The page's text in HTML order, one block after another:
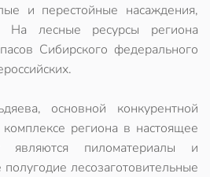
и перестойные насаждения,
На лесные ресурсы региона
Сибирского федерального
основной конкурентной
региона в настоящее
являются пиломатериалы и
лесозаготовительные